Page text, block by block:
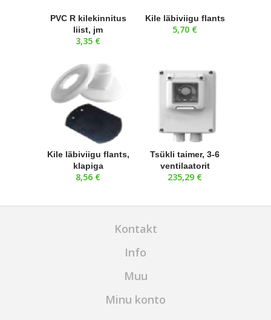
PVC R kilekinnitus
liist, jm
3,35 €
Kile läbiviigu flants
5,70 €
Kile läbiviigu flants,
klapiga
8,56 €
Tsükli taimer, 3-6
ventilaatorit
235,29 €
Kontakt
Info
Muu
Minu konto